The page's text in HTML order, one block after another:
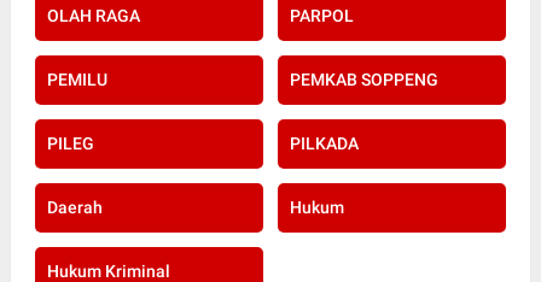
OLAH RAGA PARPOL
PEMILU PEMKAB SOPPENG
PILEG PILKADA
Daerah Hukum
Hukum Kriminal